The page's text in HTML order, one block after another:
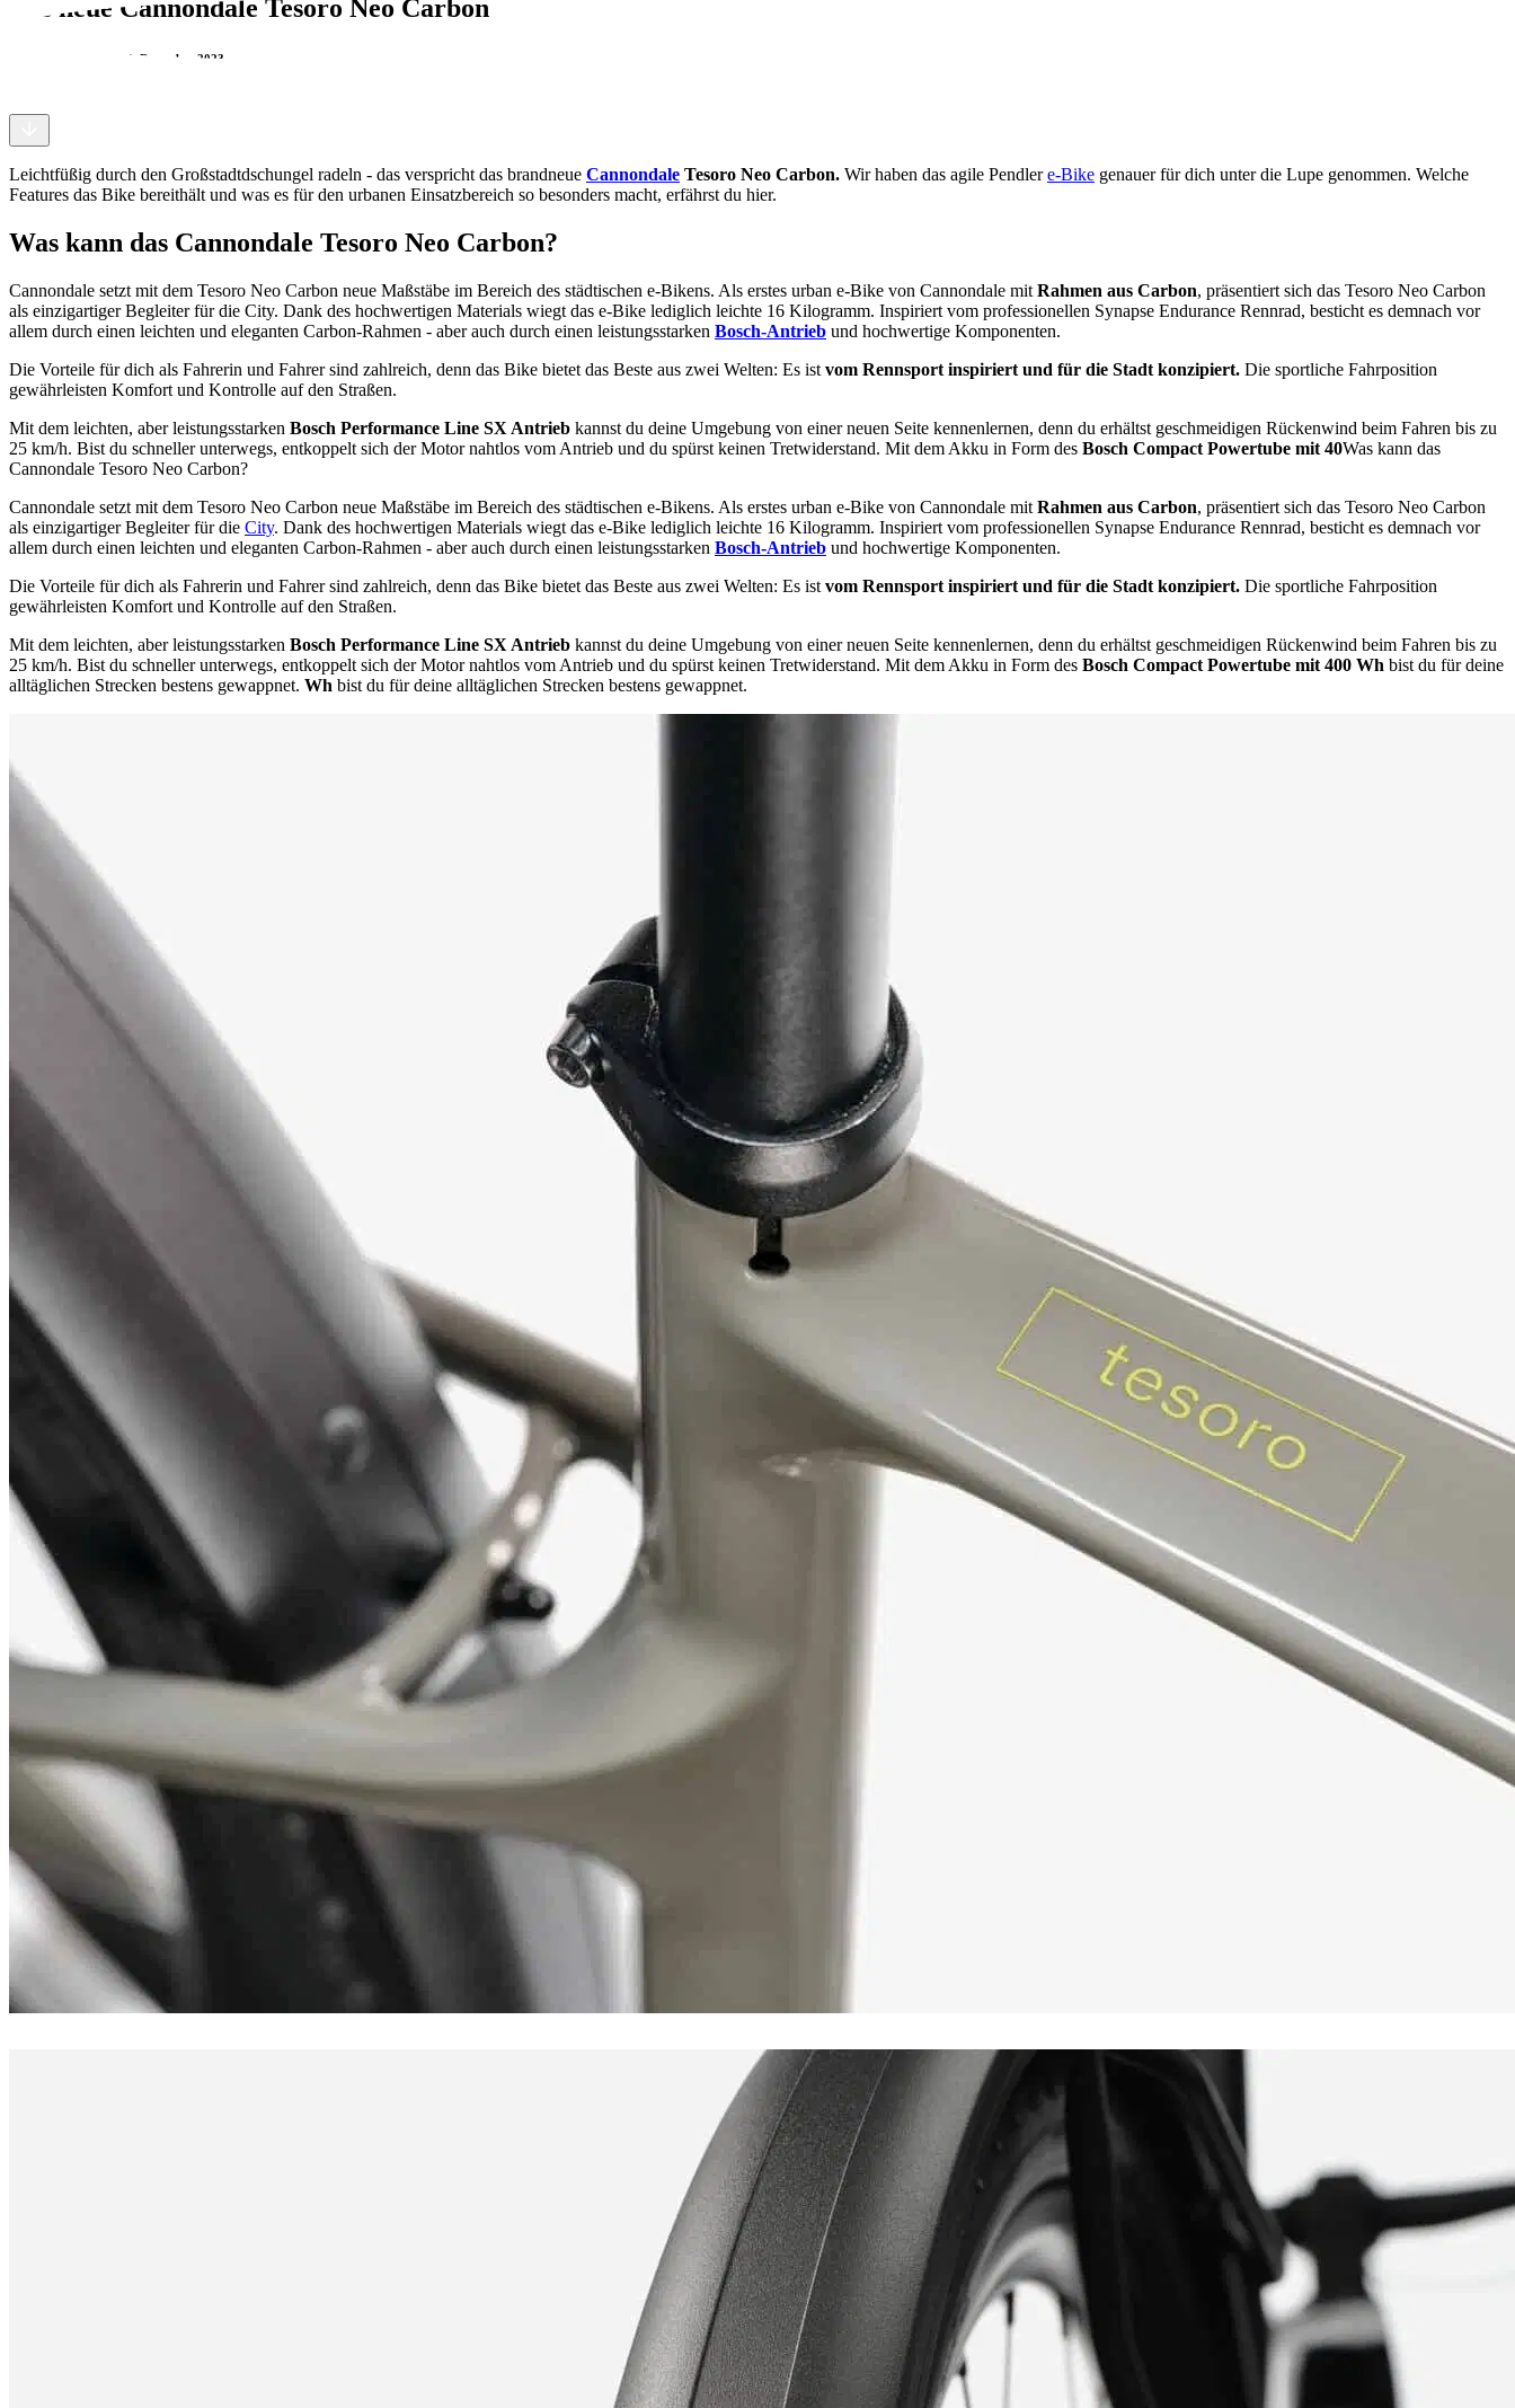
Das neue Cannondale Tesoro Neo Carbon
e-motion Redaktion | 4. Dezember 2023
Leichtfüßig durch den Großstadtdschungel radeln - das verspricht das brandneue Cannondale Tesoro Neo Carbon. Wir haben das agile Pendlere-Bike genauer für dich unter die Lupe genommen. Welche
Features das Bike bereithält und was es für den urbanen Einsatzbereich so besonders macht, erfährst du hier.
Was kann das Cannondale Tesoro Neo Carbon?
Cannondale setzt mit dem Tesoro Neo Carbon neue Maßstäbe im Bereich des städtischen e-Bikens. Als erstes urban e-Bike von Cannondale mit Rahmen aus Carbon, präsentiert sich das Tesoro Neo Carbon
als einzigartiger Begleiter für die City. Dank des hochwertigen Materials wiegt das e-Bike lediglich leichte 16 Kilogramm. Inspiriert vom professionellen Synapse Endurance Rennrad, besticht es demnach vor
allem durch einen leichten und eleganten Carbon-Rahmen - aber auch durch einen leistungsstarken Bosch-Antrieb und hochwertige Komponenten.
Die Vorteile für dich als Fahrerin und Fahrer sind zahlreich, denn das Bike bietet das Beste aus zwei Welten: Es ist vom Rennsport inspiriert und für die Stadt konzipiert. Die sportliche Fahrposition
gewährleisten Komfort und Kontrolle auf den Straßen.
Mit dem leichten, aber leistungsstarken Bosch Performance Line SX Antrieb kannst du deine Umgebung von einer neuen Seite kennenlernen, denn du erhältst geschmeidigen Rückenwind beim Fahren bis zu
25 km/h. Bist du schneller unterwegs, entkoppelt sich der Motor nahtlos vom Antrieb und du spürst keinen Tretwiderstand. Mit dem Akku in Form des Bosch Compact Powertube mit 40Was kann das
Cannondale Tesoro Neo Carbon?
Cannondale setzt mit dem Tesoro Neo Carbon neue Maßstäbe im Bereich des städtischen e-Bikens. Als erstes urban e-Bike von Cannondale mit Rahmen aus Carbon, präsentiert sich das Tesoro Neo Carbon
als einzigartiger Begleiter für die City. Dank des hochwertigen Materials wiegt das e-Bike lediglich leichte 16 Kilogramm. Inspiriert vom professionellen Synapse Endurance Rennrad, besticht es demnach vor
allem durch einen leichten und eleganten Carbon-Rahmen - aber auch durch einen leistungsstarken Bosch-Antrieb und hochwertige Komponenten.
Die Vorteile für dich als Fahrerin und Fahrer sind zahlreich, denn das Bike bietet das Beste aus zwei Welten: Es ist vom Rennsport inspiriert und für die Stadt konzipiert. Die sportliche Fahrposition
gewährleisten Komfort und Kontrolle auf den Straßen.
Mit dem leichten, aber leistungsstarken Bosch Performance Line SX Antrieb kannst du deine Umgebung von einer neuen Seite kennenlernen, denn du erhältst geschmeidigen Rückenwind beim Fahren bis zu
25 km/h. Bist du schneller unterwegs, entkoppelt sich der Motor nahtlos vom Antrieb und du spürst keinen Tretwiderstand. Mit dem Akku in Form des Bosch Compact Powertube mit 400 Wh bist du für deine
alltäglichen Strecken bestens gewappnet. Wh bist du für deine alltäglichen Strecken bestens gewappnet.